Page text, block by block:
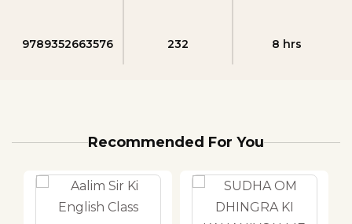
9789352663576 232 8 hrs
Recommended For You